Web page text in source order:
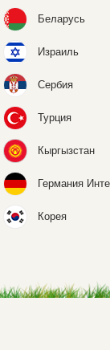
Беларусь
Израиль
Сербия
Турция
Кыргызстан
Германия
Корея